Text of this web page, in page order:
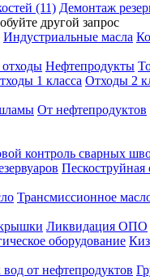
(11) Демонтаж
другой запрос
Индустриальные масла
Нефтепродукты
1 класса Отходы 2
От нефтепродуктов
контроль сварных
Пескоструйная
Трансмиссионное
Ликвидация ОПО
оборудование
от нефтепродуктов